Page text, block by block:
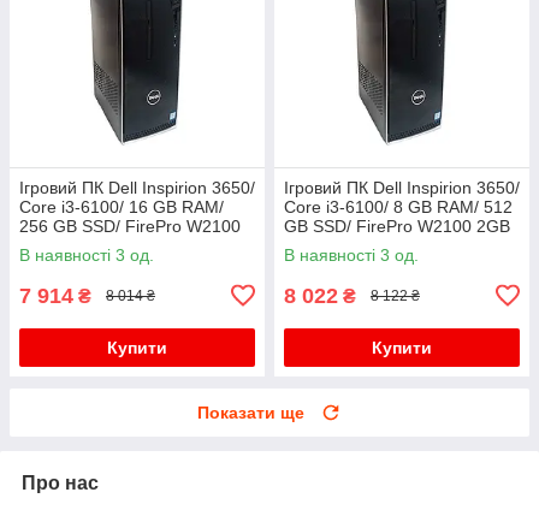
Ігровий ПК Dell Inspirion 3650/
Core i3-6100/ 16 GB RAM/
256 GB SSD/ FirePro W2100
2GB
В наявності 3 од.
7 914 ₴ 8 014 ₴
Купити
Ігровий ПК Dell Inspirion 3650/
Core i3-6100/ 8 GB RAM/ 512
GB SSD/ FirePro W2100 2GB
В наявності 3 од.
8 022 ₴ 8 122 ₴
Купити
Показати ще
Про нас